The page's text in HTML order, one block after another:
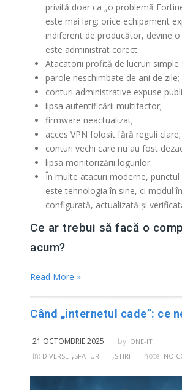
privită doar ca „o problemă
este mai larg: orice echipament
indiferent de producător, devine
este administrat corect.
Atacatorii profită de lucruri simple:
parole neschimbate de ani de zile;
conturi administrative expuse
lipsa autentificării multifactor;
firmware neactualizat;
acces VPN folosit fără reguli clare;
conturi vechi care nu au fost
lipsa monitorizării logurilor.
În multe atacuri moderne, punctul
este tehnologia în sine, ci modul
configurată, actualizată și
Ce ar trebui să facă o
acum?
Read More »
21 OCTOMBRIE 2025 by: ONE-IT
in: DIVERSE ,SFATURI IT ,STIRI note: NO